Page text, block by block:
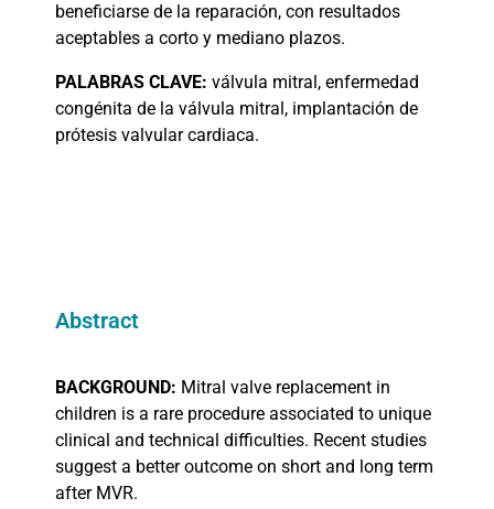
beneficiarse de la reparación, con resultados
aceptables a corto y mediano plazos.
PALABRAS CLAVE: válvula mitral, enfermedad
congénita de la válvula mitral, implantación de
prótesis valvular cardiaca.
Abstract
BACKGROUND: Mitral valve replacement in
children is a rare procedure associated to unique
clinical and technical difficulties. Recent studies
suggest a better outcome on short and long term
after MVR.